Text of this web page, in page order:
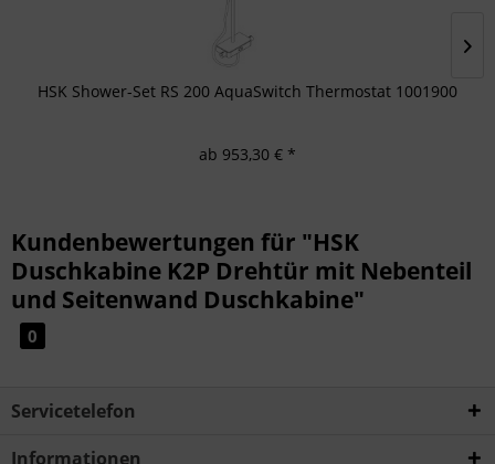
HSK Shower-Set RS 200 AquaSwitch Thermostat 1001900
ab 953,30 € *
Kundenbewertungen für "HSK
Duschkabine K2P Drehtür mit Nebenteil
und Seitenwand Duschkabine"
0
Servicetelefon
Informationen